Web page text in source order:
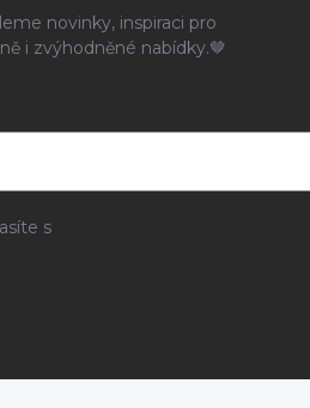
novinky, inspiraci pro
i zvýhodněné nabídky.🤎
s